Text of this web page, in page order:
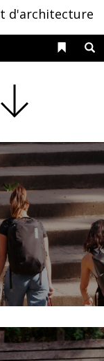
d'architecture
Liens